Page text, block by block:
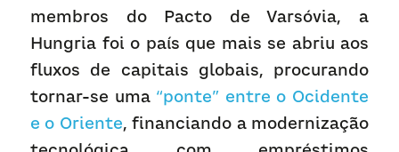
membros do Pacto de Varsóvia, a
Hungria foi o país que mais se abriu aos
fluxos de capitais globais, procurando
tornar-se uma “ponte” entre o Ocidente
e o Oriente, financiando a modernização